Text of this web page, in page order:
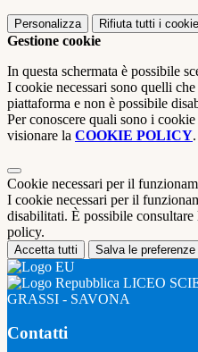
Personalizza Rifiuta tutti i
Gestione cookie
In questa schermata è possibile
I cookie necessari sono quelli
piattaforma e non è possibile
Per conoscere quali sono i
visionare la COOKIE POLICY.
Cookie necessari per il
I cookie necessari per il
disabilitati. È possibile
policy.
Accetta tutti Salva le preferenze
LICEO
GRASSI - SAVONA
Contatti